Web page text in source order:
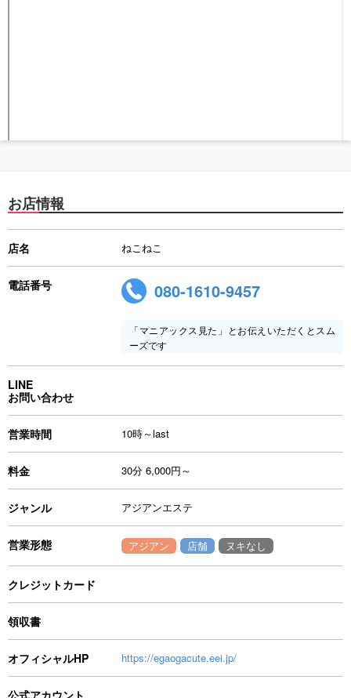
お店情報
店名 ねこねこ
電話番号 080-1610-9457
「マニアックス見た」とお伝えいただくとスム
ーズです
LINE
お問い合わせ
営業時間 10時～last
料金 30分 6,000円～
ジャンル アジアンエステ
営業形態 アジアン 店舗 ヌキなし
クレジットカード
領収書
オフィシャルHP https://egaogacute.eei.jp/
公式アカウント